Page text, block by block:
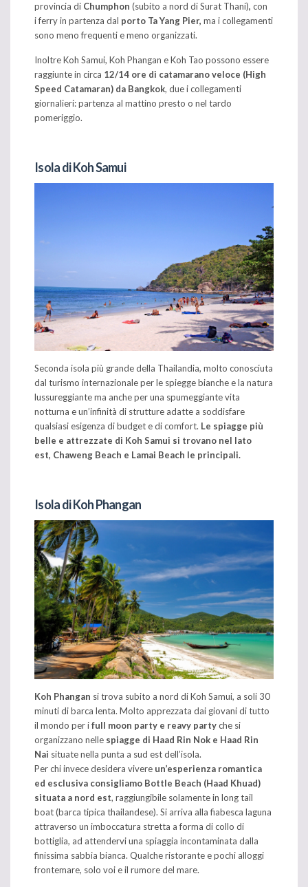
provincia di Chumphon (subito a nord di Surat Thani), con
i ferry in partenza dal porto Ta Yang Pier, ma i collegamenti
sono meno frequenti e meno organizzati.
Inoltre Koh Samui, Koh Phangan e Koh Tao possono essere
raggiunte in circa 12/14 ore di catamarano veloce (High
Speed Catamaran) da Bangkok, due i collegamenti
giornalieri: partenza al mattino presto o nel tardo
pomeriggio.
Isola di Koh Samui
Seconda isola più grande della Thailandia, molto conosciuta
dal turismo internazionale per le spiegge bianche e la natura
lussureggiante ma anche per una spumeggiante vita
notturna e un’infinità di strutture adatte a soddisfare
qualsiasi esigenza di budget e di comfort. Le spiagge più
belle e attrezzate di Koh Samui si trovano nel lato
est, Chaweng Beach e Lamai Beach le principali.
Isola di Koh Phangan
Koh Phangan si trova subito a nord di Koh Samui, a soli 30
minuti di barca lenta. Molto apprezzata dai giovani di tutto
il mondo per ifull moon party e reavy partyche si
organizzano nelle spiagge di Haad Rin Nok e Haad Rin
Nai situate nella punta a sud est dell’isola.
Per chi invece desidera vivere un’esperienza romantica
ed esclusiva consigliamo Bottle Beach (Haad Khuad)
situata a nord est, raggiungibile solamente in long tail
boat (barca tipica thailandese). Si arriva alla fiabesca laguna
attraverso un imboccatura stretta a forma di collo di
bottiglia, ad attendervi una spiaggia incontaminata dalla
finissima sabbia bianca. Qualche ristorante e pochi alloggi
frontemare, solo voi e il rumore del mare.